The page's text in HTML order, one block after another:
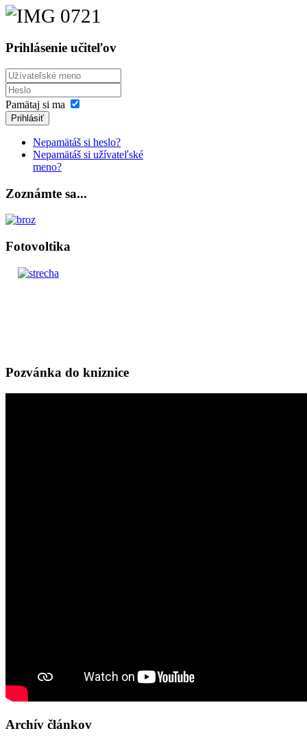
Prihlásenie učiteľov
Pamätaj si ma
Prihlásiť
Nepamätáš si heslo?
Nepamätáš si užívateľské
meno?
Zoznámte sa...
Fotovoltika
Pozvánka do kniznice
Archív článkov